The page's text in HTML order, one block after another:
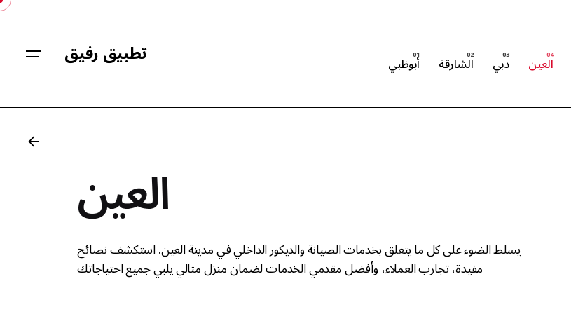
Skip
content تطبيق رفيق أبوظبي الشارقة دبي العين
العين
يسلط الضوء على كل ما يتعلق بخدمات الصيانة والديكور الداخلي في مدينة العين. استكشف نصائح
مفيدة، تجارب العملاء، وأفضل مقدمي الخدمات لضمان منزل مثالي يلبي جميع احتياجاتك